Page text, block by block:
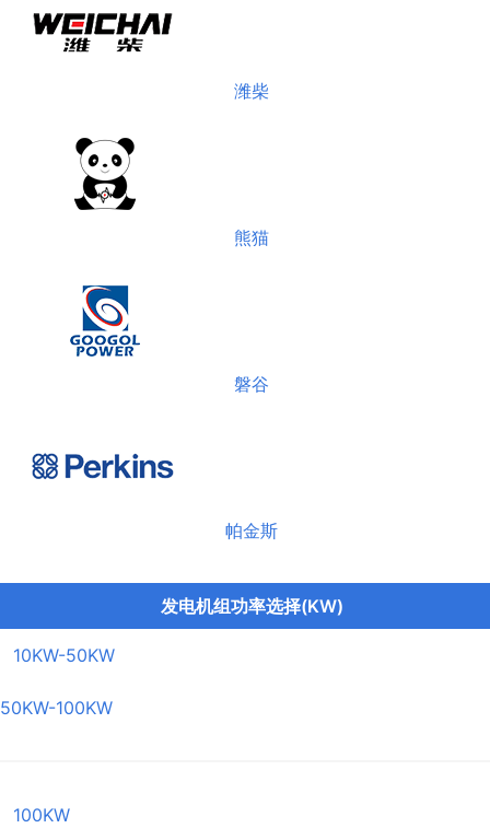
潍柴
熊猫
磐谷
帕金斯
发电机组功率选择(KW)
10KW-50KW
50KW-100KW
100KW